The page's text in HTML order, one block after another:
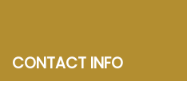
CONTACT INFO